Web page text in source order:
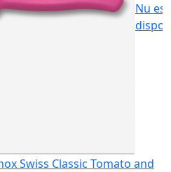
Nu
Swiss Classic Tomato and